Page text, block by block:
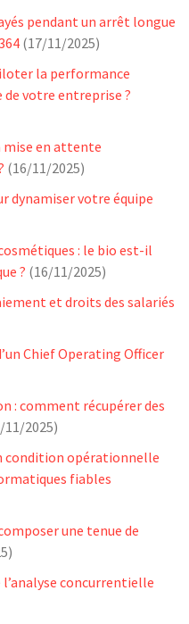
pendant un arrêt longue
(17/11/2025)
la performance
votre entreprise ?
mise en attente
(16/11/2025)
dynamiser votre équipe
: le bio est-il
? (16/11/2025)
et droits des salariés
Chief Operating Officer
: comment récupérer des
11/2025)
condition opérationnelle
fiables
une tenue de
concurrentielle